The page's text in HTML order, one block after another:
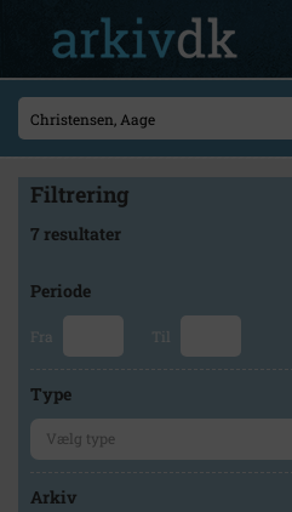
Filtrering
7 resultater
Periode
Fra Til
Type
Arkiv